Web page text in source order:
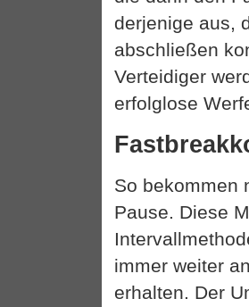
derjenige aus,
abschließen
Verteidiger
erfolglose
So bekommen
Pause. Diese
immer weiter
erhalten. Der